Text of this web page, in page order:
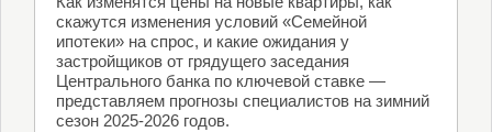
скажутся изменения условий «Семейной
ипотеки» на спрос, и какие ожидания у
застройщиков от грядущего заседания
Центрального банка по ключевой ставке —
представляем прогнозы специалистов на зимний
сезон 2025-2026 годов.